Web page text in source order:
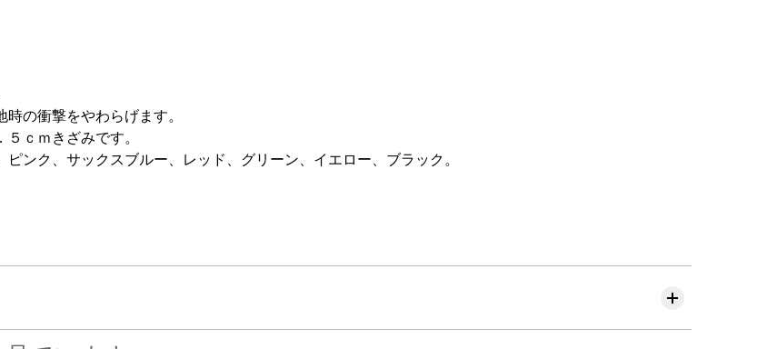
の衝撃をやわらげます。
ｃｍきざみです。
ンク、サックスブルー、レッド、グリーン、イエロー、ブラック。